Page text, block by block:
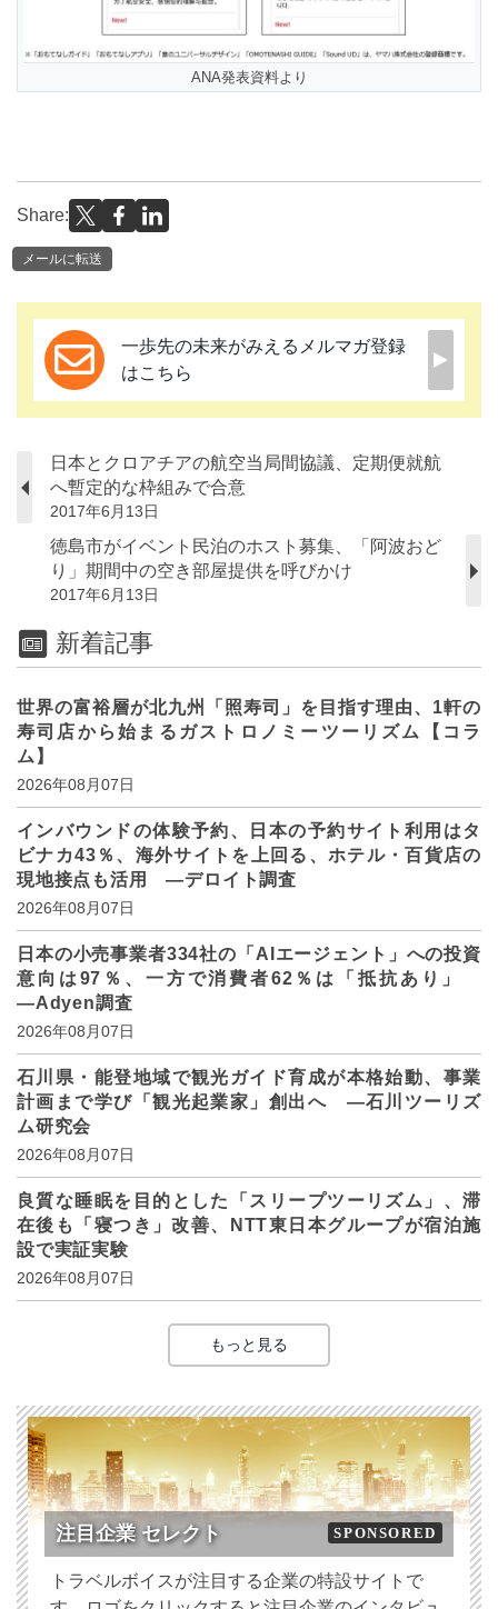
ANA発表資料より
Share:
メールに転送
一歩先の未来がみえるメルマガ登録
はこちら
日本とクロアチアの航空当局間協議、定期便就航
へ暫定的な枠組みで合意
2017年6月13日
徳島市がイベント民泊のホスト募集、「阿波おど
り」期間中の空き部屋提供を呼びかけ
2017年6月13日
新着記事
世界の富裕層が北九州「照寿司」を目指す理由、1軒の
寿司店から始まるガストロノミーツーリズム【コラ
ム】
2026年08月07日
インバウンドの体験予約、日本の予約サイト利用はタ
ビナカ43％、海外サイトを上回る、ホテル・百貨店の
現地接点も活用 ―デロイト調査
2026年08月07日
日本の小売事業者334社の「AIエージェント」への投資
意向は97％、一方で消費者62％は「抵抗あり」
―Adyen調査
2026年08月07日
石川県・能登地域で観光ガイド育成が本格始動、事業
計画まで学び「観光起業家」創出へ ―石川ツーリズ
ム研究会
2026年08月07日
良質な睡眠を目的とした「スリープツーリズム」、滞
在後も「寝つき」改善、NTT東日本グループが宿泊施
設で実証実験
2026年08月07日
もっと見る
注目企業 セレクト SPONSORED
トラベルボイスが注目する企業の特設サイトで